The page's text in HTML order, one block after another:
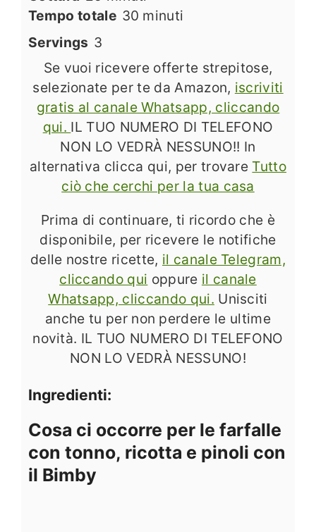
Tempo totale 30 minuti
minuti
Servings 3
Se vuoi ricevere offerte strepitose,
selezionate per te da Amazon, iscriviti
gratis al canale Whatsapp, cliccando
qui. IL TUO NUMERO DI TELEFONO
NON LO VEDRÀ NESSUNO!! In
alternativa clicca qui, per trovare Tutto
ciò che cerchi per la tua casa
Prima di continuare, ti ricordo che è
disponibile, per ricevere le notifiche
delle nostre ricette, il canale Telegram,
cliccando qui oppure il canale
Whatsapp, cliccando qui. Unisciti
anche tu per non perdere le ultime
novità. IL TUO NUMERO DI TELEFONO
NON LO VEDRÀ NESSUNO!
Ingredienti:
Cosa ci occorre per le farfalle
con tonno, ricotta e pinoli con
il Bimby